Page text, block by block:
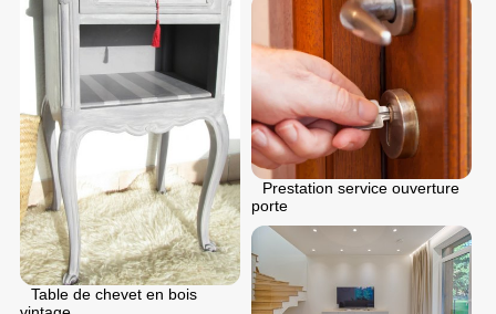
Table de chevet en bois
Prestation service ouverture
porte